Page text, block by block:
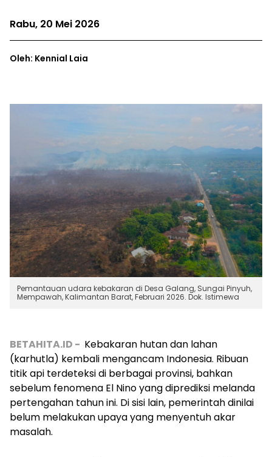
Rabu, 20 Mei 2026
Oleh: Kennial Laia
Pemantauan udara kebakaran di Desa Galang, Sungai Pinyuh,
Mempawah, Kalimantan Barat, Februari 2026. Dok. Istimewa
BETAHITA.ID - Kebakaran hutan dan lahan
(karhutla) kembali mengancam Indonesia. Ribuan
titik api terdeteksi di berbagai provinsi, bahkan
sebelum fenomena El Nino yang diprediksi melanda
pertengahan tahun ini. Di sisi lain, pemerintah dinilai
belum melakukan upaya yang menyentuh akar
masalah.